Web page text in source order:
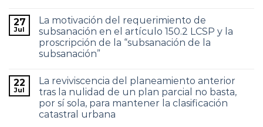
27
Jul
La motivación del requerimiento de
subsanación en el artículo 150.2 LCSP y la
proscripción de la “subsanación de la
subsanación”
22
Jul
La reviviscencia del planeamiento anterior
tras la nulidad de un plan parcial no basta,
por sí sola, para mantener la clasificación
catastral urbana